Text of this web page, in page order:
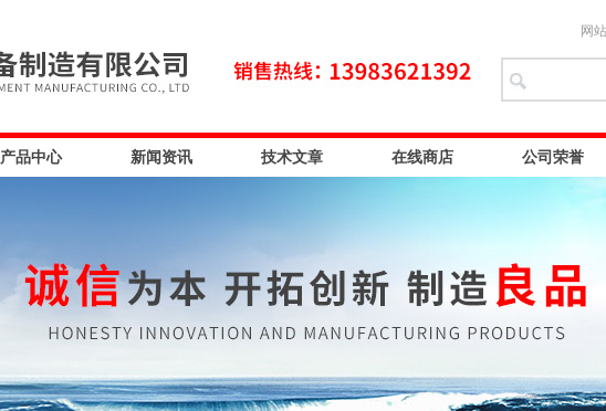
网
产品中心 新闻资讯 技术文章 在线商店 公司荣誉